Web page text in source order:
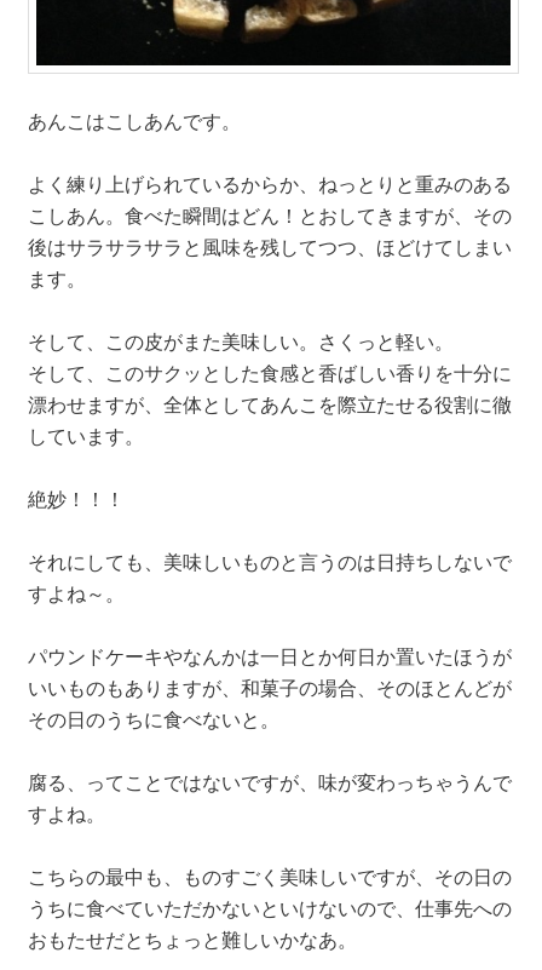
あんこはこしあんです。
よく練り上げられているからか、ねっとりと重みのある
こしあん。食べた瞬間はどん！とおしてきますが、その
後はサラサラサラと風味を残してつつ、ほどけてしまい
ます。
そして、この皮がまた美味しい。さくっと軽い。
そして、このサクッとした食感と香ばしい香りを十分に
漂わせますが、全体としてあんこを際立たせる役割に徹
しています。
絶妙！！！
それにしても、美味しいものと言うのは日持ちしないで
すよね～。
パウンドケーキやなんかは一日とか何日か置いたほうが
いいものもありますが、和菓子の場合、そのほとんどが
その日のうちに食べないと。
腐る、ってことではないですが、味が変わっちゃうんで
すよね。
こちらの最中も、ものすごく美味しいですが、その日の
うちに食べていただかないといけないので、仕事先への
おもたせだとちょっと難しいかなあ。